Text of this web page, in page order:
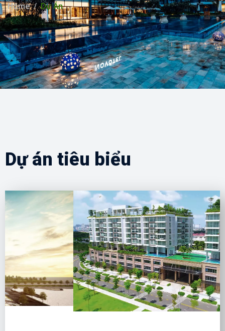
Home Dự Án
Dự án tiêu biểu